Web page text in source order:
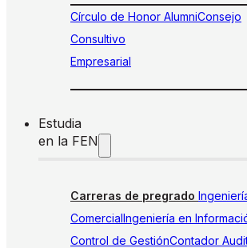
Círculo de Honor AlumniConsejo
Consultivo
Empresarial
Estudia
en la FEN
Carreras de pregrado
ComercialIngeniería en
Control de GestiónContador